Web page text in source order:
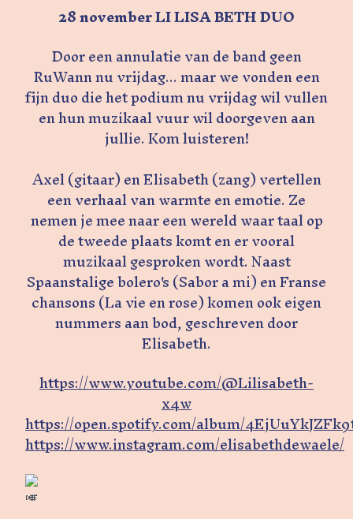
28 november LI LISA BETH DUO
Door een annulatie van de band geen
RuWann nu vrijdag... maar we vonden een
fijn duo die het podium nu vrijdag wil vullen
en hun muzikaal vuur wil doorgeven aan
jullie. Kom luisteren!
Axel (gitaar) en Elisabeth (zang) vertellen
een verhaal van warmte en emotie. Ze
nemen je mee naar een wereld waar taal op
de tweede plaats komt en er vooral
muzikaal gesproken wordt. Naast
Spaanstalige bolero's (Sabor a mi) en Franse
chansons (La vie en rose) komen ook eigen
nummers aan bod, geschreven door
Elisabeth.
https://www.youtube.com/@Lilisabeth-
x4w
https://open.spotify.com/album/
https://www.instagram.com/elisabethdewaele/